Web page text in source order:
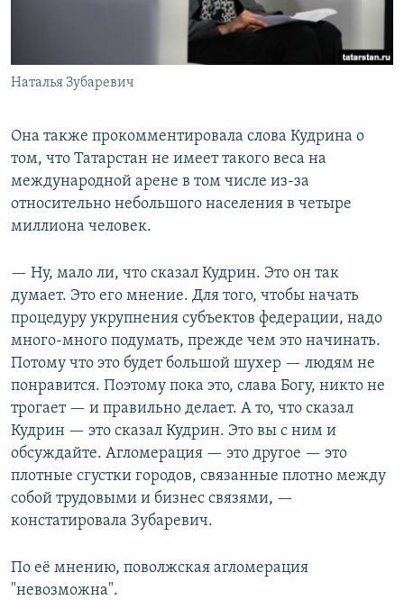
Наталья Зубаревич
Она также прокомментировала слова Кудрина о
том, что Татарстан не имеет такого веса на
международной арене в том числе из-за
относительно небольшого населения в четыре
миллиона человек.
— Ну, мало ли, что сказал Кудрин. Это он так
думает. Это его мнение. Для того, чтобы начать
процедуру укрупнения субъектов федерации, надо
много-много подумать, прежде чем это начинать.
Потому что это будет большой шухер — людям не
понравится. Поэтому пока это, слава Богу, никто не
трогает — и правильно делает. А то, что сказал
Кудрин — это сказал Кудрин. Это вы с ним и
обсуждайте. Агломерация — это другое — это
плотные сгустки городов, связанные плотно между
собой трудовыми и бизнес связями, —
констатировала Зубаревич.
По её мнению, поволжская агломерация
"невозможна".